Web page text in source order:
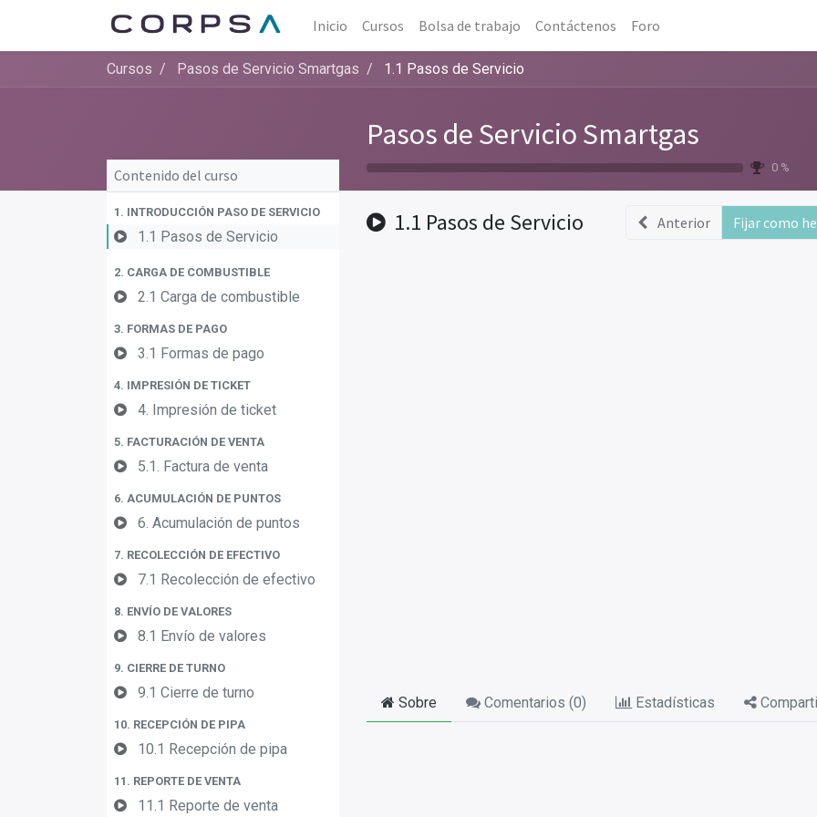
Inicio Cursos Bolsa de trabajo Contáctenos Foro
Cursos Pasos de Servicio Smartgas 1.1 Pasos de Servicio
Pasos de Servicio Smartgas
0 %
Contenido del curso
1. INTRODUCCIÓN PASO DE SERVICIO
1.1 Pasos de Servicio
2. CARGA DE COMBUSTIBLE
2.1 Carga de combustible
3. FORMAS DE PAGO
3.1 Formas de pago
4. IMPRESIÓN DE TICKET
4. Impresión de ticket
5. FACTURACIÓN DE VENTA
5.1. Factura de venta
6. ACUMULACIÓN DE PUNTOS
6. Acumulación de puntos
7. RECOLECCIÓN DE EFECTIVO
7.1 Recolección de efectivo
8. ENVÍO DE VALORES
8.1 Envío de valores
9. CIERRE DE TURNO
9.1 Cierre de turno
10. RECEPCIÓN DE PIPA
10.1 Recepción de pipa
11. REPORTE DE VENTA
11.1 Reporte de venta
1.1 Pasos de Servicio Anterior Fijar como
Sobre Comentarios (0) Estadísticas